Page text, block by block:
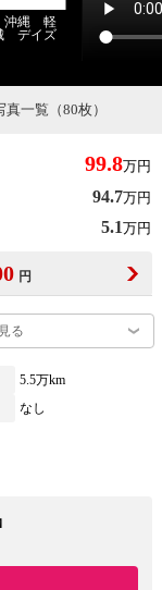
沖縄 軽
デイズ
真一覧（80枚）
99.8万円
94.7万円
5.1万円
円
る
5.5万km
なし